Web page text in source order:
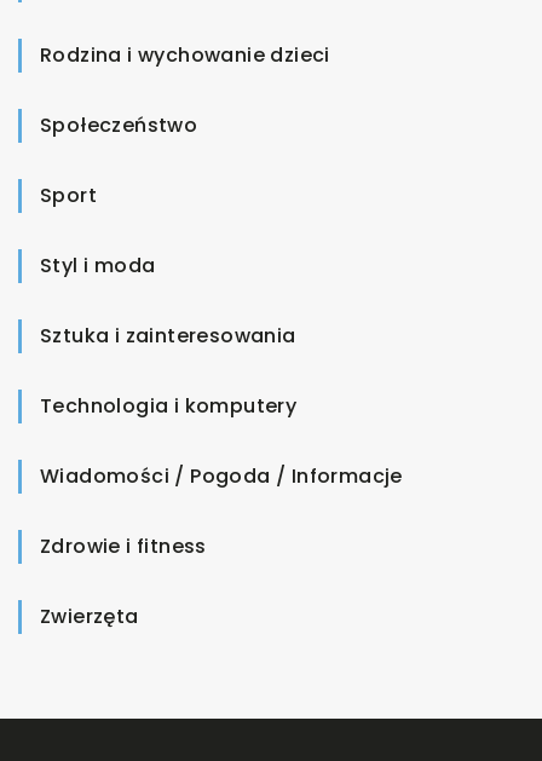
Rodzina i wychowanie dzieci
Społeczeństwo
Sport
Styl i moda
Sztuka i zainteresowania
Technologia i komputery
Wiadomości / Pogoda / Informacje
Zdrowie i fitness
Zwierzęta